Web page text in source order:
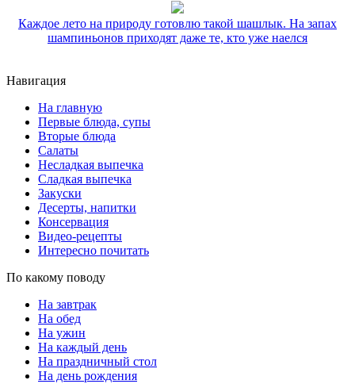
Каждое лето на природу готовлю такой шашлык. На запах
шампиньонов приходят даже те, кто уже наелся
Навигация
На главную
Первые блюда, супы
Вторые блюда
Салаты
Несладкая выпечка
Сладкая выпечка
Закуски
Десерты, напитки
Консервация
Видео-рецепты
Интересно почитать
По какому поводу
На завтрак
На обед
На ужин
На каждый день
На праздничный стол
На день рождения